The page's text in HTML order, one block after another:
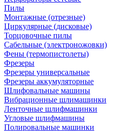
Пилы
Монтажные (отрезные)
Циркулярные (дисковые)
Торцовочные пилы
Сабельные (электроножовки)
Фены (термопистолеты)
Фрезеры
Фрезеры универсальные
Фрезеры аккумуляторные
Шлифовальные машины
Вибрационные шлимашинки
Ленточные шлифмашинки
Угловые шлифмашины
Полировальные машинки